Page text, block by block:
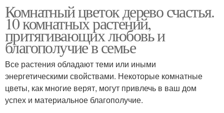
Комнатный цветок дерево счастья.
10 комнатных растений,
притягивающих любовь и
благополучие в семье
Все растения обладают теми или иными
энергетическими свойствами. Некоторые комнатные
цветы, как многие верят, могут привлечь в ваш дом
успех и материальное благополучие.